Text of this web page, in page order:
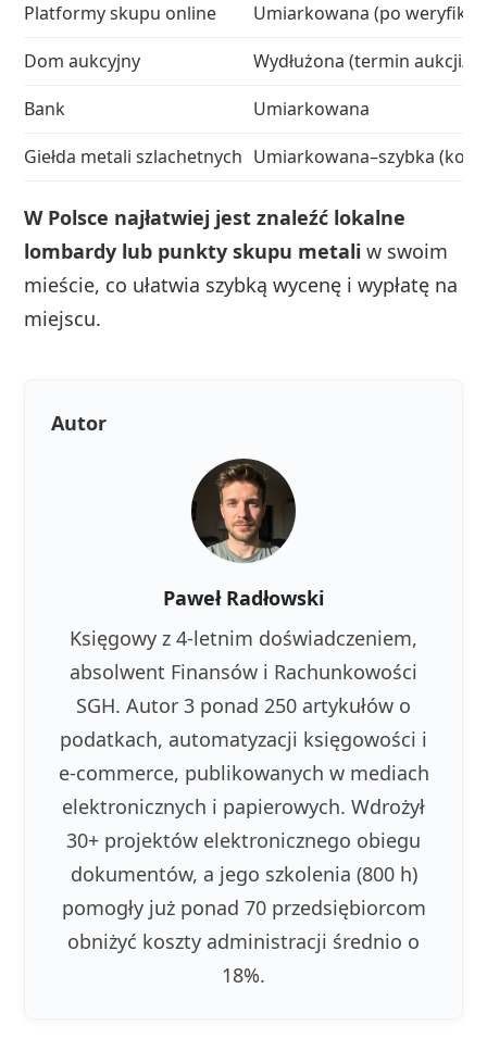
Platformy skupu online
Umiarkowana (po
Dom aukcyjny
Wydłużona (termin aukcji/
Bank
Umiarkowana
Giełda metali szlachetnych Umiarkowana–szybka
W Polsce najłatwiej jest znaleźć lokalne
lombardy lub punkty skupu metali w swoim
mieście, co ułatwia szybką wycenę i wypłatę na
miejscu.
Autor
Paweł Radłowski
Księgowy z 4-letnim doświadczeniem,
absolwent Finansów i Rachunkowości
SGH. Autor 3 ponad 250 artykułów o
podatkach, automatyzacji księgowości i
e-commerce, publikowanych w mediach
elektronicznych i papierowych. Wdrożył
30+ projektów elektronicznego obiegu
dokumentów, a jego szkolenia (800 h)
pomogły już ponad 70 przedsiębiorcom
obniżyć koszty administracji średnio o
18%.